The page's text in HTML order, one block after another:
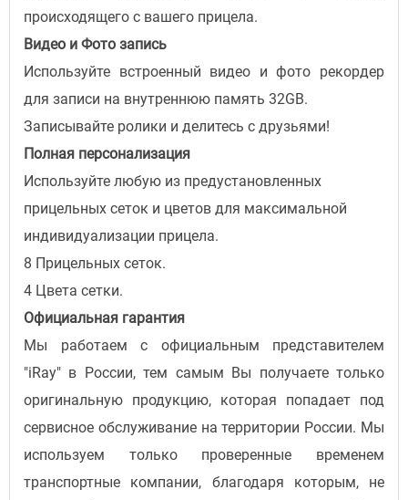
происходящего с вашего прицела.
Видео и Фото запись
Используйте встроенный видео и фото рекордер
для записи на внутреннюю память 32GB.
Записывайте ролики и делитесь с друзьями!
Полная персонализация
Используйте любую из предустановленных
прицельных сеток и цветов для максимальной
индивидуализации прицела.
8 Прицельных сеток.
4 Цвета сетки.
Официальная гарантия
Мы работаем с официальным представителем
"iRay" в России, тем самым Вы получаете только
оригинальную продукцию, которая попадает под
сервисное обслуживание на территории России. Мы
используем только проверенные временем
транспортные компании, благодаря которым, не